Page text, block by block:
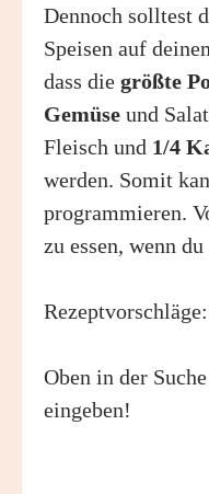
Dennoch solltest
Speisen auf
dass die größte
Gemüse und
Fleisch und 1/4
werden. Somit
programmieren.
zu essen, wenn
Rezeptvorschläge:
Oben in der
eingeben!